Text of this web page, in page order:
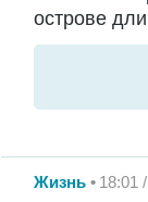
острове
Жизнь 18:01